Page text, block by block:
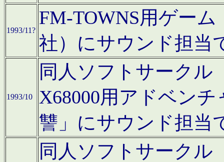
1993/11?
FM-TOWNS用ゲー
社）にサウンド担当
1993/10
同人ソフトサークル
X68000用アドベン
讐」にサウンド担当
同人ソフトサークル